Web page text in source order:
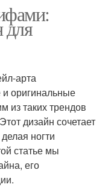
для
арта
оригинальные
из таких трендов
дизайн сочетает
ногти
статье мы
его